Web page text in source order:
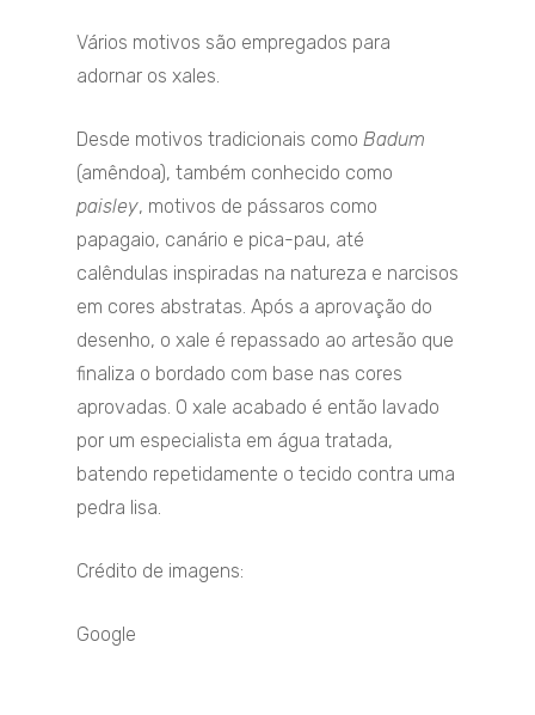
Vários motivos são empregados para
adornar os xales.
Desde motivos tradicionais como Badum
(amêndoa), também conhecido como
paisley, motivos de pássaros como
papagaio, canário e pica-pau, até
calêndulas inspiradas na natureza e narcisos
em cores abstratas. Após a aprovação do
desenho, o xale é repassado ao artesão que
finaliza o bordado com base nas cores
aprovadas. O xale acabado é então lavado
por um especialista em água tratada,
batendo repetidamente o tecido contra uma
pedra lisa.
Crédito de imagens:
Google